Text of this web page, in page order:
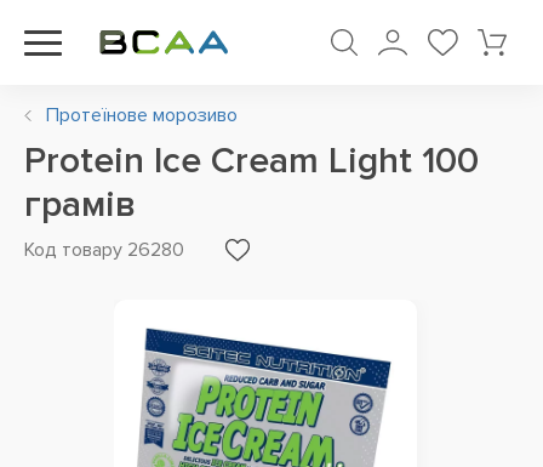
Протеїнове морозиво
Protein Ice Cream Light 100
грамів
Код товару 26280